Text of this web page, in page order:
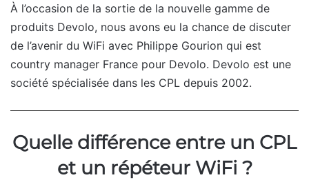
À l’occasion de la sortie de la nouvelle gamme de
produits Devolo, nous avons eu la chance de discuter
de l’avenir du WiFi avec Philippe Gourion qui est
country manager France pour Devolo. Devolo est une
société spécialisée dans les CPL depuis 2002.
Quelle différence entre un CPL
et un répéteur WiFi ?